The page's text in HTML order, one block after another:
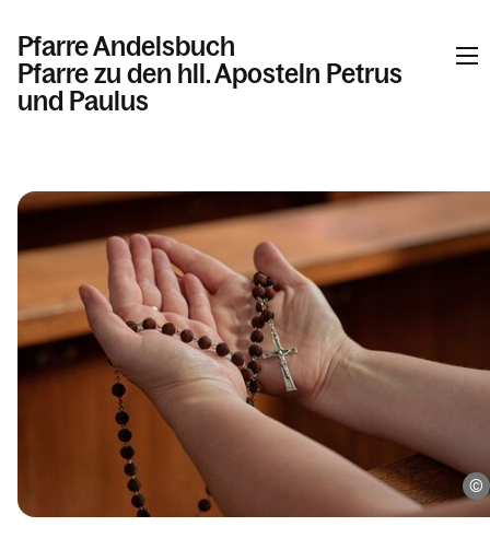
Pfarre Andelsbuch
Pfarre zu den hll. Aposteln Petrus
und Paulus
Kalender
Personen
Kontakt